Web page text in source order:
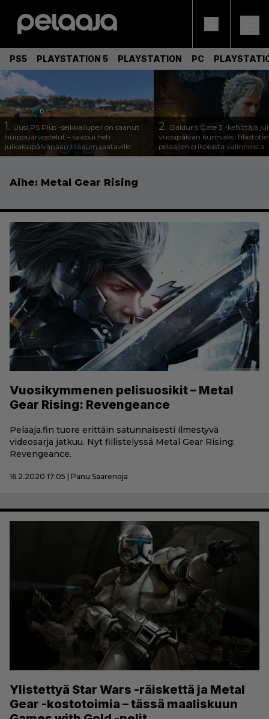
PS5 PLAYSTATION 5 PLAYSTATION PC
1. Uusi PS Plus -seikkailupeli on saanut
huippuarvostelut – saapui heti
julkaisupäivänään tilaajien saataville
2. Baldur’s Gate 3 -kehittäjä
vuosipäivän kunniaksi
pelaajien erikoisista valinnoista
Aihe: Metal Gear Rising
Vuosikymmenen pelisuosikit – Metal
Gear Rising: Revengeance
Pelaaja.fin tuore erittäin satunnaisesti ilmestyvä
videosarja jatkuu. Nyt fiilistelyssä Metal Gear Rising:
Revengeance.
16.2.2020 17:05 | Panu Saarenoja
Ylistettyä Star Wars -räiskettä ja Metal
Gear -kostotoimia – tässä maaliskuun